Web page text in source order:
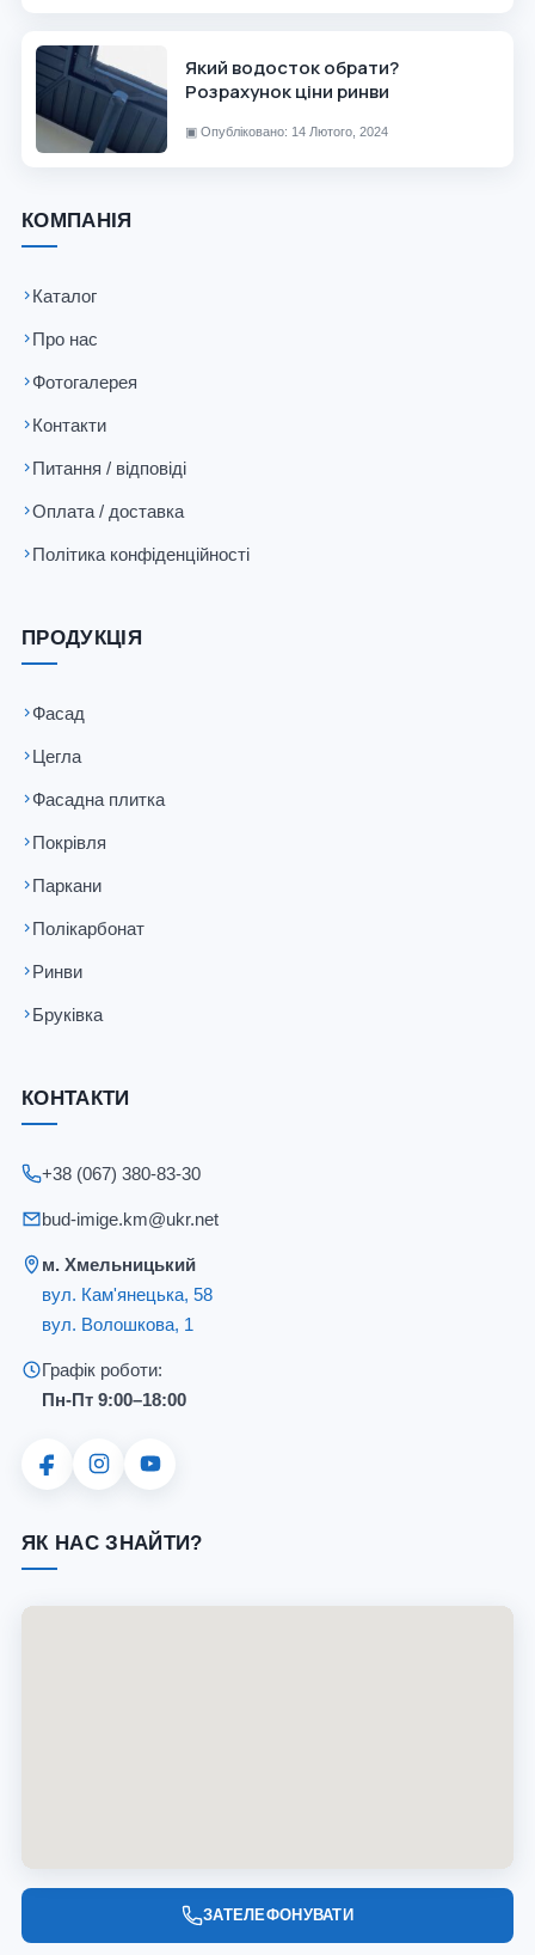
Який водосток обрати?
Розрахунок ціни ринви
▣ Опубліковано: 14 Лютого, 2024
КОМПАНІЯ
Каталог
Про нас
Фотогалерея
Контакти
Питання / відповіді
Оплата / доставка
Політика конфіденційності
ПРОДУКЦІЯ
Фасад
Цегла
Фасадна плитка
Покрівля
Паркани
Полікарбонат
Ринви
Бруківка
КОНТАКТИ
+38 (067) 380-83-30
bud-imige.km@ukr.net
м. Хмельницький
вул. Кам'янецька, 58
вул. Волошкова, 1
Графік роботи:
Пн-Пт 9:00–18:00
ЯК НАС ЗНАЙТИ?
ЗАТЕЛЕФОНУВАТИ